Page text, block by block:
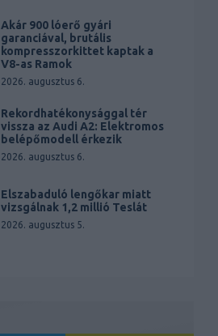
Akár 900 lóerő gyári
garanciával, brutális
kompresszorkittet kaptak a
V8-as Ramok
2026. augusztus 6.
Rekordhatékonysággal tér
vissza az Audi A2: Elektromos
belépőmodell érkezik
2026. augusztus 6.
Elszabaduló lengőkar miatt
vizsgálnak 1,2 millió Teslát
2026. augusztus 5.